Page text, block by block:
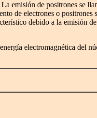
La emisión de positrones se
de electrones o positrones
debido a la emisión
electromagnética del